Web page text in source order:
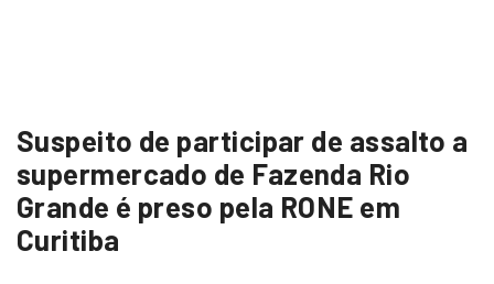
Suspeito de participar de assalto a
supermercado de Fazenda Rio
Grande é preso pela RONE em
Curitiba